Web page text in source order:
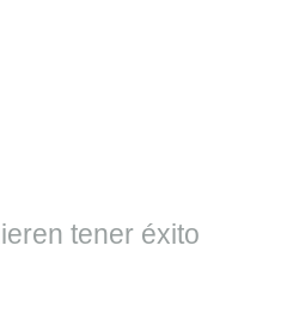
tener éxito